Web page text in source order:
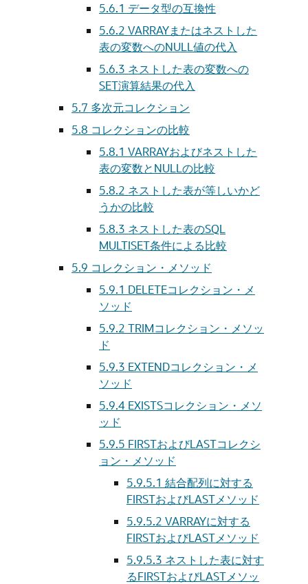
5.6.1 データ型の互換性
5.6.2 VARRAYまたはネストした
表の変数へのNULL値の代入
5.6.3 ネストした表の変数への
SET演算結果の代入
5.7 多次元コレクション
5.8 コレクションの比較
5.8.1 VARRAYおよびネストした
表の変数とNULLの比較
5.8.2 ネストした表が等しいかど
うかの比較
5.8.3 ネストした表のSQL
MULTISET条件による比較
5.9 コレクション・メソッド
5.9.1 DELETEコレクション・メ
ソッド
5.9.2 TRIMコレクション・メソッ
ド
5.9.3 EXTENDコレクション・メ
ソッド
5.9.4 EXISTSコレクション・メソ
ッド
5.9.5 FIRSTおよびLASTコレクシ
ョン・メソッド
5.9.5.1 結合配列に対する
FIRSTおよびLASTメソッド
5.9.5.2 VARRAYに対する
FIRSTおよびLASTメソッド
5.9.5.3 ネストした表に対す
るFIRSTおよびLASTメソッ